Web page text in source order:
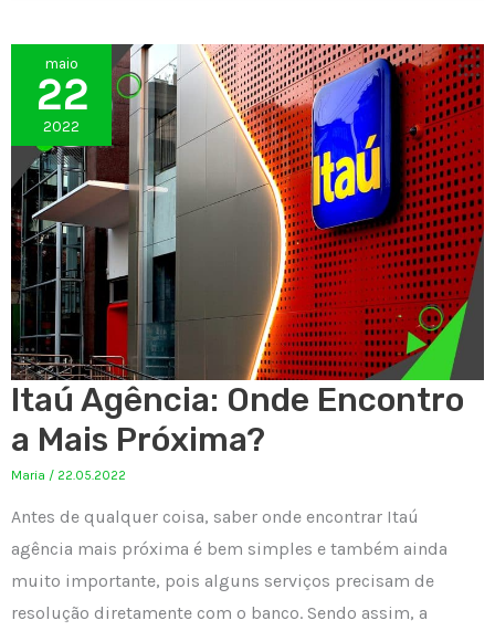
maio
22
2022
Itaú Agência: Onde Encontro
a Mais Próxima?
Maria / 22.05.2022
Antes de qualquer coisa, saber onde encontrar Itaú
agência mais próxima é bem simples e também ainda
muito importante, pois alguns serviços precisam de
resolução diretamente com o banco. Sendo assim, a